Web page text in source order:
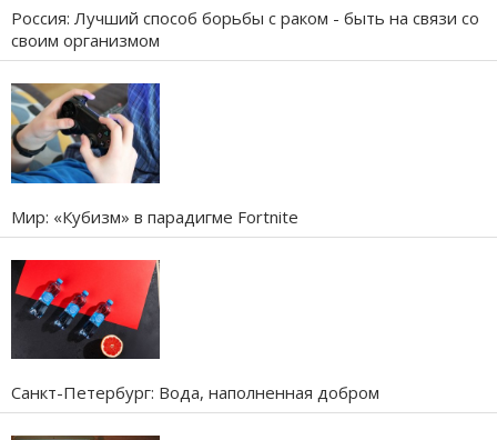
Россия: Лучший способ борьбы с раком - быть на связи со
своим организмом
Мир: «Кубизм» в парадигме Fortnite
Санкт-Петербург: Вода, наполненная добром